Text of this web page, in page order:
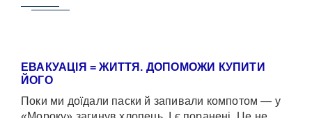
ЕВАКУАЦІЯ = ЖИТТЯ. ДОПОМОЖИ КУПИТИ
ЙОГО
Поки ми доїдали паски й запивали компотом — у